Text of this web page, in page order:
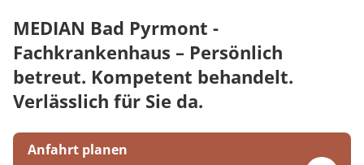
MEDIAN Bad Pyrmont -
Fachkrankenhaus – Persönlich
betreut. Kompetent behandelt.
Verlässlich für Sie da.
Anfahrt planen